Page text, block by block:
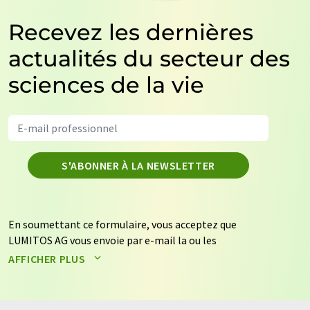
Recevez les dernières
actualités du secteur des
sciences de la vie
S'ABONNER À LA NEWSLETTER
En soumettant ce formulaire, vous acceptez que
LUMITOS AG vous envoie par e-mail la ou les
newsletters sélectionnées ci-dessus. Vos données ne
protection des données
. LUMITOS peut vous contacter
AFFICHER PLUS